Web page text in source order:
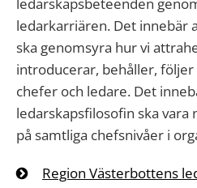
ledarkarriären. Det innebär
ska genomsyra hur vi
introducerar, behåller, följer
chefer och ledare. Det
ledarskapsfilosofin ska vara
på samtliga chefsnivåer i
Region Västerbottens